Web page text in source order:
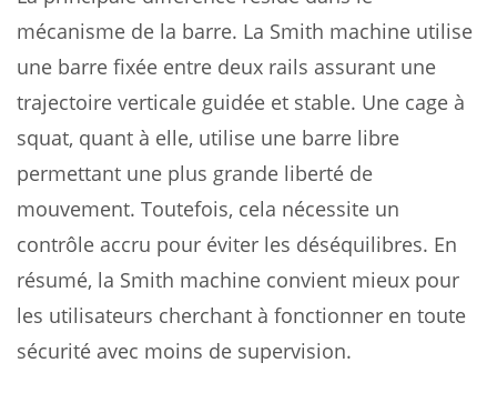
mécanisme de la barre. La Smith machine utilise
une barre fixée entre deux rails assurant une
trajectoire verticale guidée et stable. Une cage à
squat, quant à elle, utilise une barre libre
permettant une plus grande liberté de
mouvement. Toutefois, cela nécessite un
contrôle accru pour éviter les déséquilibres. En
résumé, la Smith machine convient mieux pour
les utilisateurs cherchant à fonctionner en toute
sécurité avec moins de supervision.